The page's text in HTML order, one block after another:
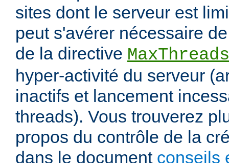
sites dont le serveur est
peut s'avérer nécessaire
de la directive MaxThreads
hyper-activité du serveur
inactifs et lancement
threads). Vous trouverez
propos du contrôle de la
dans le document conseils